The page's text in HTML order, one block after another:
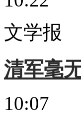
文学报
清军毫
10:07